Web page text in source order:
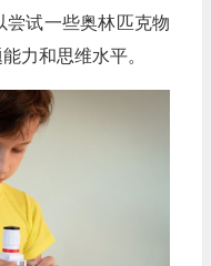
试一些奥林匹克物
力和思维水平。